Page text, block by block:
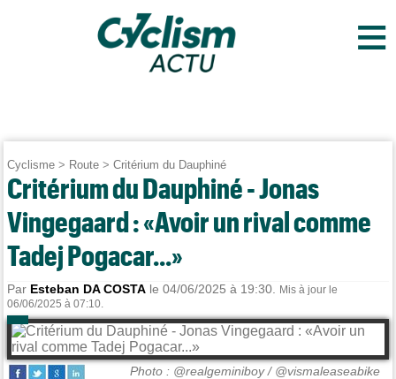
≡
Cyclisme > Route >Critérium du Dauphiné
Critérium du Dauphiné - Jonas
Vingegaard : «Avoir un rival comme
Tadej Pogacar...»
Par Esteban DA COSTA le 04/06/2025 à 19:30.
Mis à jour le
06/06/2025 à 07:10.
Photo : @realgeminiboy / @vismaleaseabike